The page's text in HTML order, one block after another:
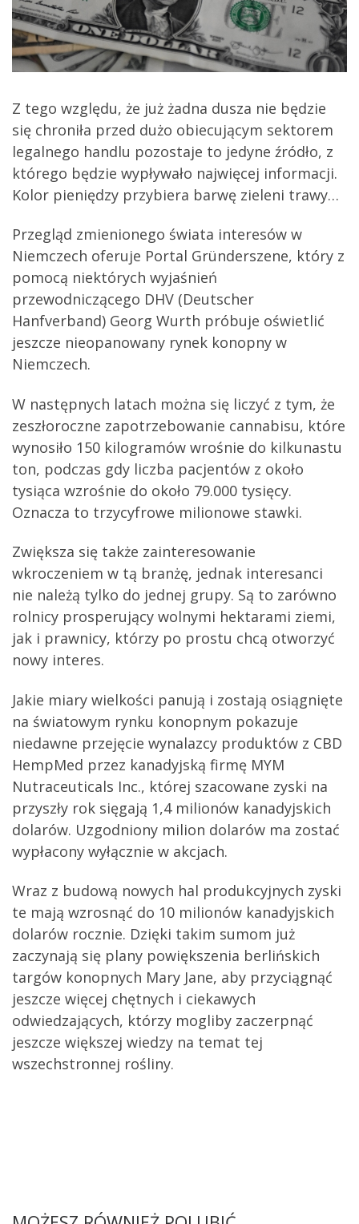
Z tego względu, że już żadna dusza nie będzie
się chroniła przed dużo obiecującym sektorem
legalnego handlu pozostaje to jedyne źródło, z
którego będzie wypływało najwięcej informacji.
Kolor pieniędzy przybiera barwę zieleni trawy…
Przegląd zmienionego świata interesów w
Niemczech oferuje Portal Gründerszene, który z
pomocą niektórych wyjaśnień
przewodniczącego DHV (Deutscher
Hanfverband) Georg Wurth próbuje oświetlić
jeszcze nieopanowany rynek konopny w
Niemczech.
W następnych latach można się liczyć z tym, że
zeszłoroczne zapotrzebowanie cannabisu, które
wynosiło 150 kilogramów wrośnie do kilkunastu
ton, podczas gdy liczba pacjentów z około
tysiąca wzrośnie do około 79.000 tysięcy.
Oznacza to trzycyfrowe milionowe stawki.
Zwiększa się także zainteresowanie
wkroczeniem w tą branżę, jednak interesanci
nie należą tylko do jednej grupy. Są to zarówno
rolnicy prosperujący wolnymi hektarami ziemi,
jak i prawnicy, którzy po prostu chcą otworzyć
nowy interes.
Jakie miary wielkości panują i zostają osiągnięte
na światowym rynku konopnym pokazuje
niedawne przejęcie wynalazcy produktów z CBD
HempMed przez kanadyjską firmę MYM
Nutraceuticals Inc., której szacowane zyski na
przyszły rok sięgają 1,4 milionów kanadyjskich
dolarów. Uzgodniony milion dolarów ma zostać
wypłacony wyłącznie w akcjach.
Wraz z budową nowych hal produkcyjnych zyski
te mają wzrosnąć do 10 milionów kanadyjskich
dolarów rocznie. Dzięki takim sumom już
zaczynają się plany powiększenia berlińskich
targów konopnych Mary Jane, aby przyciągnąć
jeszcze więcej chętnych i ciekawych
odwiedzających, którzy mogliby zaczerpnąć
jeszcze większej wiedzy na temat tej
wszechstronnej rośliny.